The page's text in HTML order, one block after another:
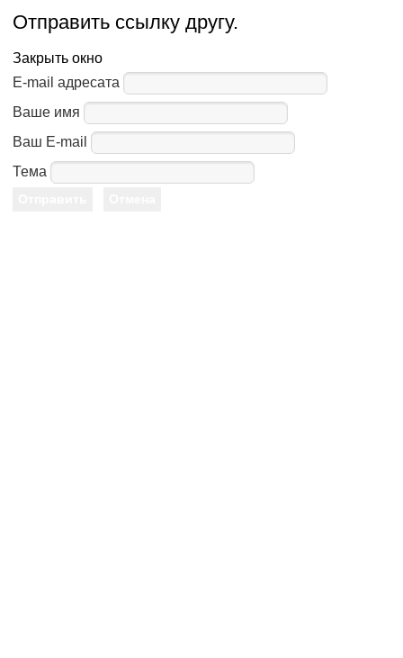
Отправить ссылку другу.
Закрыть окно
E-mail адресата
Ваше имя
Ваш E-mail
Тема